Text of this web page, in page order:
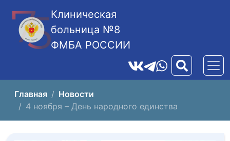
Клиническая
больница №8
ФМБА РОССИИ
Главная
Новости
4 ноября – День народного единства